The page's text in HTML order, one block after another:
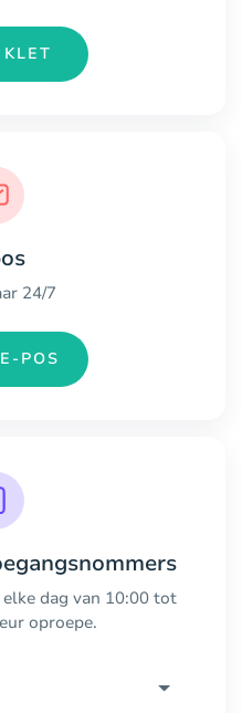
24/7
POS
dag van 10:00 tot
oproepe.